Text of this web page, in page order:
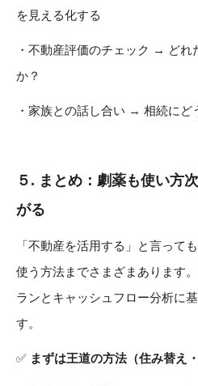
を見える化する
・不動産評価のチェック → どれ
か？
・家族との話し合い → 相続にど
５. まとめ：劇薬も使い方
がる
「不動産を活用する」と言って
使う方法までさまざまあります
ランとキャッシュフロー分析に
す。
✅ まずは王道の方法（住み替え